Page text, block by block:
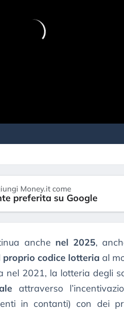
Money.it come
preferita su Google
anche nel 2025,
proprio codice lotteria al
nel 2021, la lotteria degli
attraverso
in contanti) con dei
17 luglio 2026